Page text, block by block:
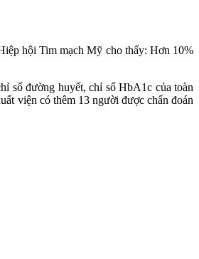
hội Tim mạch Mỹ cho thấy: Hơn 10%
số đường huyết, chỉ số HbA1c của toàn
viện có thêm 13 người được chẩn đoán